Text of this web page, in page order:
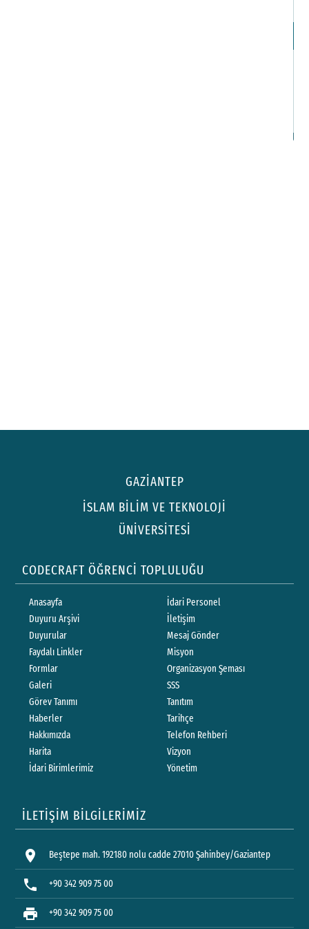
GAZİANTEP
İSLAM BİLİM VE TEKNOLOJİ
ÜNİVERSİTESİ
CODECRAFT ÖĞRENCİ TOPLULUĞU
Anasayfa
Duyuru Arşivi
Duyurular
Faydalı Linkler
Formlar
Galeri
Görev Tanımı
Haberler
Hakkımızda
Harita
İdari Birimlerimiz
İdari Personel
İletişim
Mesaj Gönder
Misyon
Organizasyon Şeması
SSS
Tanıtım
Tarihçe
Telefon Rehberi
Vizyon
Yönetim
İLETİŞİM BİLGİLERİMİZ
location_on Beştepe mah. 192180 nolu cadde 27010 Şahinbey/Gaziantep
phone +90 342 909 75 00
print +90 342 909 75 00